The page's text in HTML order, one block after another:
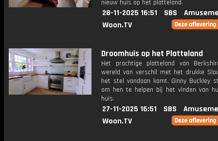
nieuw huis op het platteland.
28-11-2025 16:51 SBS
Woon.TV
Droomhuis op het Platteland
Het prachtige platteland van
wereld van verschil met het drukke
het stel vandaan komt. Ginny Buckley
om hen te helpen bij het vinden van
huis.
27-11-2025 16:51 SBS
Woon.TV